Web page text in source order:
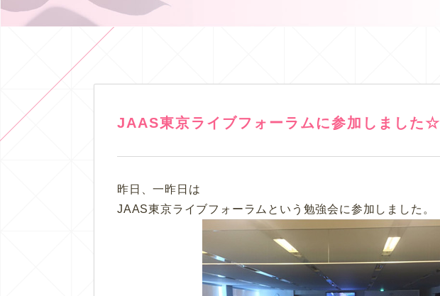
JAAS東京ライブフォーラムに参加しました☆
昨日、一昨日は
JAAS東京ライブフォーラムという勉強会に参加しました。